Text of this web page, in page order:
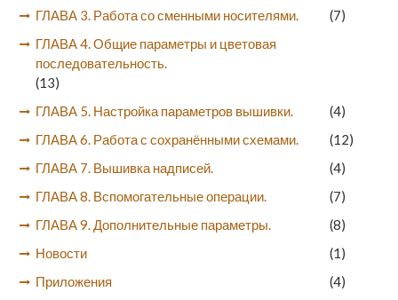
ГЛАВА 3. Работа со сменными носителями.
(7)
ГЛАВА 4. Общие параметры и цветовая
последовательность.
(13)
ГЛАВА 5. Настройка параметров вышивки.
(4)
ГЛАВА 6. Работа с сохранёнными схемами.
(12)
ГЛАВА 7. Вышивка надписей.
(4)
ГЛАВА 8. Вспомогательные операции.
(7)
ГЛАВА 9. Дополнительные параметры.
(8)
Новости
(1)
Приложения
(4)